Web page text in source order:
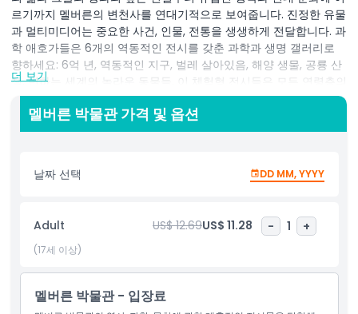
르기까지 멜버른의 변천사를 연대기적으로 보여줍니다. 진정한 유물
과 멀티미디어는 중요한 사건, 인물, 전통을 생생하게 전달합니다. 과
학 애호가들은 6개의 역동적인 전시를 갖춘 과학과 생명 갤러리로
향하세요: 6억 년, 역동적인 지구, 벌레 살아있음, 해양 생물, 공룡 산
책, 변하는 세계의 놀라운 동물들. 이 체험형 전시들은 모든 연령층의
호기심을 자극하여 멜버른 박물관 티켓을 가족 친화적인 선택으로
만듭니다.​ 진정한 하이라이트는 분질라카 원주민 문화 센터로, 분워
룽과 워이워룽 전통 소유자들과 공동 창작된 공간입니다. 이곳은 호
산에 깊이 몰입할 수 있도록 감동적인 전시와 문화 공연을 제공합니
다.​ 멜버른 박물관 티켓은 인터랙티브 과학 구역과 문화 센터를 포함
를 강조하는 셀프 가이드 옵션으로 자신만의 속도로 탐험하세요.​ 매
일 운영되며 혼잡 시간대에는 시간 예약 입장을 권장합니다. 모든 연
령층에 적합하지만 일부 전시에는 계단이 포함될 수 있습니다. 근처
더 보기
멜버른 박물관 가격 및 옵션
날짜 선택 DD MM, YYYY
Adult US$ 12.69US$ 11.28 - 1 +
(17세 이상)
멜버른 박물관 - 입장료